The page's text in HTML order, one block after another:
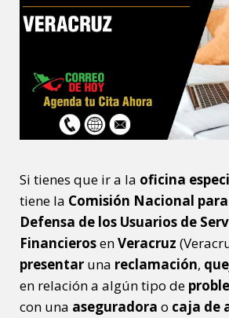
Si tienes que ir a la oficina
tiene la Comisión Nacional
Defensa de los Usuarios de
FinancierosenVeracruz
presentar una reclamación,
en relación a algún tipo de
con una aseguradora o caja de